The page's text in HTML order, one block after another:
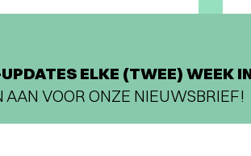
ELKE (TWEE) WEEK
AAN VOOR ONZE NIEUWSBRIEF!